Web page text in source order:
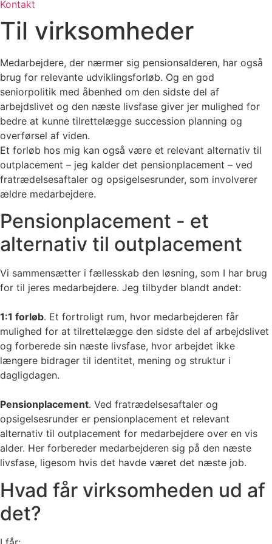
Kontakt
Til virksomheder
Medarbejdere, der nærmer sig pensionsalderen, har også
brug for relevante udviklingsforløb. Og en god
seniorpolitik med åbenhed om den sidste del af
arbejdslivet og den næste livsfase giver jer mulighed for
bedre at kunne tilrettelægge succession planning og
overførsel af viden.
Et forløb hos mig kan også være et relevant alternativ til
outplacement – jeg kalder det pensionplacement – ved
fratrædelsesaftaler og opsigelsesrunder, som involverer
ældre medarbejdere.
Pensionplacement - et
alternativ til outplacement
Vi sammensætter i fællesskab den løsning, som I har brug
for til jeres medarbejdere. Jeg tilbyder blandt andet:
1:1 forløb. Et fortroligt rum, hvor medarbejderen får
mulighed for at tilrettelægge den sidste del af arbejdslivet
og forberede sin næste livsfase, hvor arbejdet ikke
længere bidrager til identitet, mening og struktur i
dagligdagen.
Pensionplacement. Ved fratrædelsesaftaler og
opsigelsesrunder er pensionplacement et relevant
alternativ til outplacement for medarbejdere over en vis
alder. Her forbereder medarbejderen sig på den næste
livsfase, ligesom hvis det havde været det næste job.
Hvad får virksomheden ud af
det?